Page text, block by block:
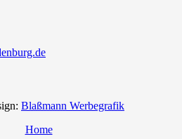
Blaßmann Werbegrafik
Home